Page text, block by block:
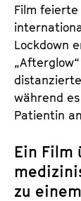
Film
Lockdown
während
Patientin
Ein Film
zu